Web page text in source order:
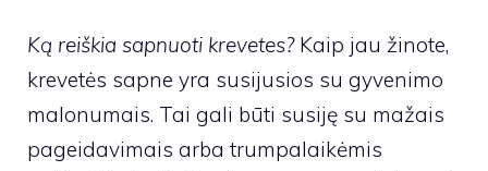
Ką reiškia sapnuoti krevetes?Kaip jau žinote,
krevetės sapne yra susijusios su gyvenimo
malonumais. Tai gali būti susiję su mažais
pageidavimais arba trumpalaikėmis